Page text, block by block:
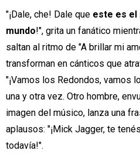
"¡Dale, che! Dale que este es el
mundo!", grita un fanático
saltan al ritmo de "A brillar mi
transforman en cánticos que
"¡Vamos los Redondos, vamos
una y otra vez. Otro hombre,
imagen del músico, lanza una
aplausos: "¡Mick Jagger, te
todavía!".